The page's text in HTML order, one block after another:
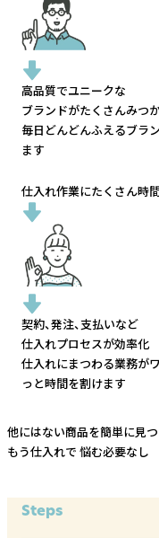
高品質でユニークな
ブランドがたくさんみつ
毎日どんどんふえるブラ
ます
仕入れ作業にたくさん時
契約、発注、支払いなど
仕入れプロセスが効率化
仕入れにまつわる業務が
っと時間を割けます
他にはない商品を簡単に見つ
もう仕入れで 悩む必要なし
Steps